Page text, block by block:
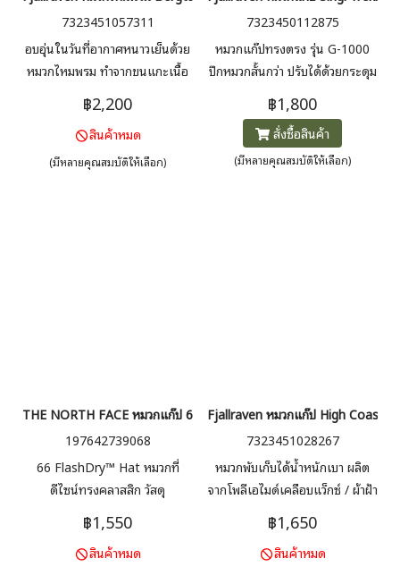
7323451057311
อบอุ่นในวันที่อากาศหนาวเย็นด้วย
หมวกไหมพรม ทำจากขนแกะเนื้อ
Bergtagen ด้านหน้า
฿2,200
สินค้าหมด
(มีหลายคุณสมบัติให้เลือก)
7323450112875
หมวกแก๊ปทรงตรง รุ่น G-1000
ปีกหมวกสั้นกว่า ปรับได้ด้วยกระดุม
ด้านข้าง รูปทรงคลาสสิค
฿1,800
สั่งซื้อสินค้า
(มีหลายคุณสมบัติให้เลือก)
THE NORTH FACE หมวกแก๊ป 66 FLASHDRY HAT
197642739068
66 FlashDry™ Hat หมวกที่
ดีไซน์ทรงคลาสสิก วัสดุ
และสายรัดปรับระดับด้านหลังเพื่อ
ให้พอดีกับศีรษะ สามารถสวมใส่ได้
฿1,550
สินค้าหมด
Fjallraven หมวกแก๊ป High Coast
7323451028267
หมวกพับเก็บได้น้ำหนักเบา ผลิต
จากโพลีเอไมด์เคลือบแว็กซ์ / ผ้าฝ้า
เหมาะสำหรับการเดินป่าในฤดูร้อน
และในชีวิตประจำวัน สายรัดยาง
฿1,650
สินค้าหมด